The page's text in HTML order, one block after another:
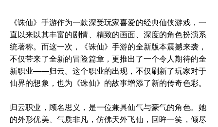
《诛仙》手游作为一款深受玩家喜爱的经典仙侠游戏，一
直以来以其丰富的剧情、精致的画面、深度的角色扮演系
统著称。而这一次，《诛仙》手游的全新版本震撼来袭，
不仅带来了全新的冒险篇章，更推出了一个令人期待的全
新职业——归云。这个职业的出现，不仅刷新了玩家对于
仙界的想象，也为《诛仙》的故事增添了新的传奇色彩。
归云职业，顾名思义，是一位兼具仙气与豪气的角色。她
的外形优美、气质非凡，仿佛天外飞仙，回眸一笑，倾尽